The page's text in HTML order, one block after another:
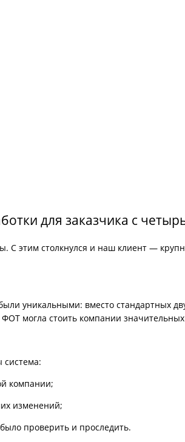
для заказчика с
С этим столкнулся и наш клиент —
уникальными: вместо стандартных
могла стоить компании значительных
система:
компании;
изменений;
проверить и проследить.